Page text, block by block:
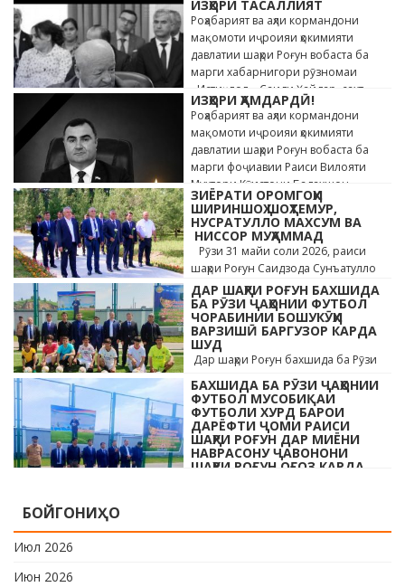
ИЗҲОРИ ТАСАЛЛИЯТ
Роҳабарият ва аҳли кормандони
мақомоти иҷроияи ҳокимияти
давлатии шаҳри Роғун вобаста ба
марги хабарнигори рӯзномаи
«Истиқлол» Саиди Ҳайдар, сахт
андӯҳгин …
ИЗҲОРИ ҲАМДАРДӢ!
Роҳабарият ва аҳли кормандони
мақомоти иҷроияи ҳокимияти
давлатии шаҳри Роғун вобаста ба
марги фоҷиавии Раиси Вилояти
Мухтори Кӯҳистони Бадахшон
Алишер …
ЗИЁРАТИ ОРОМГОҲИ
ШИРИНШОҲ ШОҲТЕМУР,
НУСРАТУЛЛО МАХСУМ ВА
НИССОР МУҲАММАД
Рӯзи 31 майи соли 2026, раиси
шаҳри Роғун Саидзода Сунъатулло
бо ҳайъати кормандони дастгоҳи
раиси шаҳр ва роҳбарони мақомотҳои
…
ДАР ШАҲРИ РОҒУН БАХШИДА
БА РӮЗИ ҶАҲОНИИ ФУТБОЛ
ЧОРАБИНИИ БОШУКӮҲИ
ВАРЗИШӢ БАРГУЗОР КАРДА
ШУД
Дар шаҳри Роғун бахшида ба Рӯзи
ҷавонони Тоҷикистон ва Рӯзи
ҷаҳонии футбол бо иштироки 10
даста мусобиқаи кушоди шаҳри аз …
БАХШИДА БА РӮЗИ ҶАҲОНИИ
ФУТБОЛ МУСОБИҚАИ
ФУТБОЛИ ХУРД БАРОИ
ДАРЁФТИ ҶОМИ РАИСИ
ШАҲРИ РОҒУН ДАР МИЁНИ
НАВРАСОНУ ҶАВОНОНИ
ШАҲРИ РОҒУН ОҒОЗ КАРДА
ҷаҳонии футбол бо иштироки 10
БОЙГОНИҲО
Июл 2026
Июн 2026